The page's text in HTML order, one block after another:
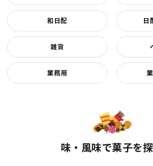
和日配 日
雑貨
業務用
味・風味で菓子を